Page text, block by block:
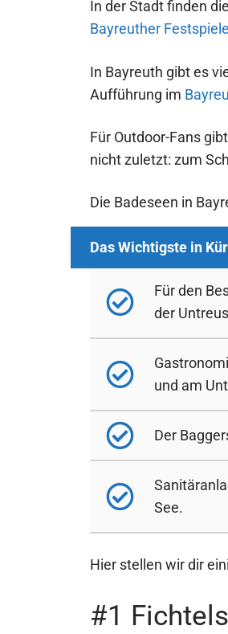
In der Stadt finden
Bayreuther Festspiele
In Bayreuth gibt es
Aufführung im
Für Outdoor-Fans
nicht zuletzt: zum
Die Badeseen in
Für den
der
und am
Der
See.
Hier stellen wir dir
#1